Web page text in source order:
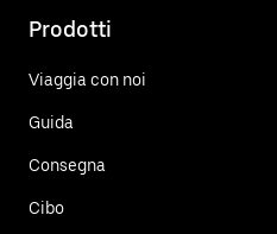
Prodotti
Viaggia con noi
Guida
Consegna
Cibo